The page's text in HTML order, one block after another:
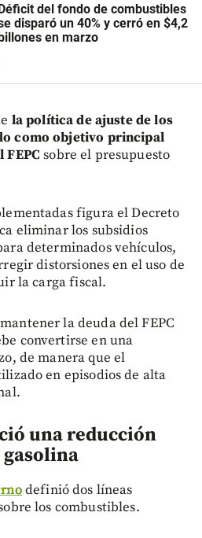
del fondo de combustibles
disparó un 40% y cerró en $4,2
en marzo
la política de ajuste de los
como objetivo principal
sobre el presupuesto
figura el Decreto
eliminar los subsidios
determinados vehículos,
distorsiones en el uso de
la carga fiscal.
la deuda del FEPC
convertirse en una
de manera que el
en episodios de alta
una reducción
definió dos líneas
los combustibles.